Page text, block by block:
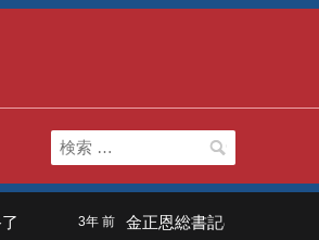
検
索:
3年 前 金正恩総書記の長男は「虚